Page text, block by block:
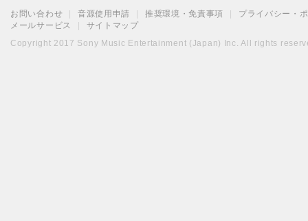
お問い合わせ 音源使用申請 推奨環境・免責事項
プライバシー・
メールサービス
サイトマップ
Copyright 2017 Sony Music Entertainment (Japan) Inc. All rights